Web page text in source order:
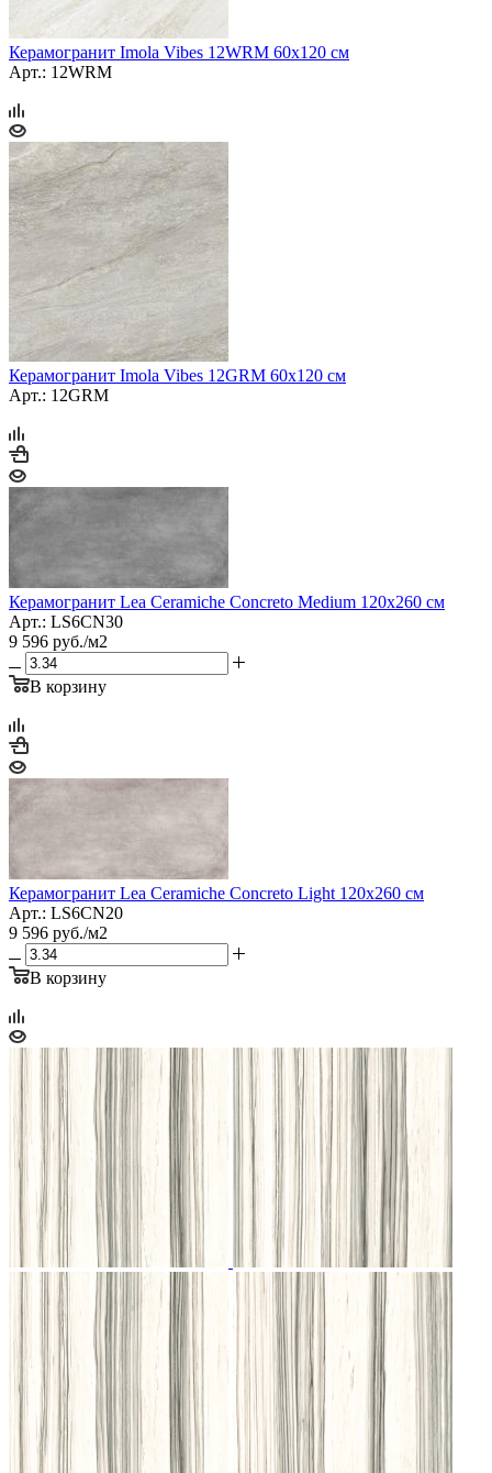
Керамогранит Imola Vibes 12WRM 60х120 см
Арт.: 12WRM
Керамогранит Imola Vibes 12GRM 60х120 см
Арт.: 12GRM
Керамогранит Lea Ceramiche Concreto Medium 120x260 см
Арт.: LS6CN30
9 596 руб./м2
В корзину
Керамогранит Lea Ceramiche Concreto Light 120x260 см
Арт.: LS6CN20
9 596 руб./м2
В корзину